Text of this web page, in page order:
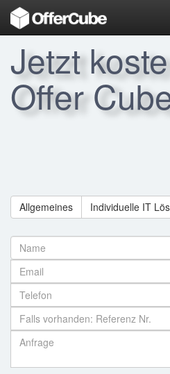
Jetzt
Offer
Allgemeines Individuelle IT